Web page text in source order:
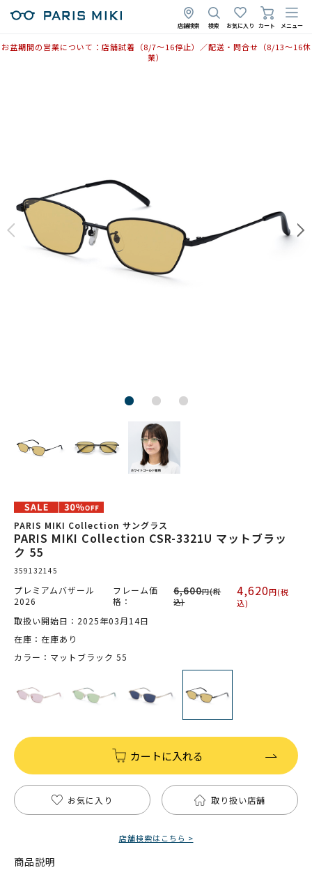
店舗検索 検索 お気に入り カート メニュー
お盆期間の営業について：店舗試着（8/7〜16停止）／配送・問合せ（8/13〜16休
業）
PARIS MIKI Collection サングラス
PARIS MIKI Collection CSR-3321U マットブラッ
ク 55
359132145
プレミアムバザール
2026
フレーム価
格：
6,600円(税
込)
4,620円(税
込)
取扱い開始日：2025年03月14日
在庫：在庫あり
カラー：マットブラック 55
カートに入れる
お気に入り 取り扱い店舗
店舗検索はこちら >
商品説明
2025年5月7日